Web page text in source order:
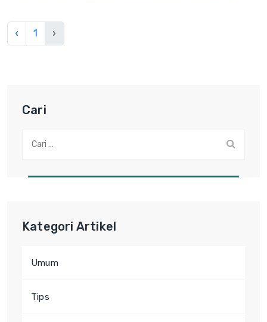
‹ 1 ›
Cari
Kategori Artikel
Umum
Tips